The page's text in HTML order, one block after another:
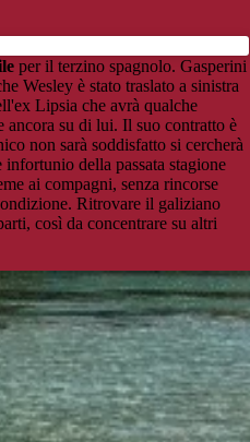
per il terzino spagnolo. Gasperini
Wesley è stato traslato a sinistra
Lipsia che avrà qualche
ancora su di lui. Il suo contratto è
non sarà soddisfatto si cercherà
della passata stagione
ai compagni, senza rincorse
Ritrovare il galiziano
così da concentrare su altri